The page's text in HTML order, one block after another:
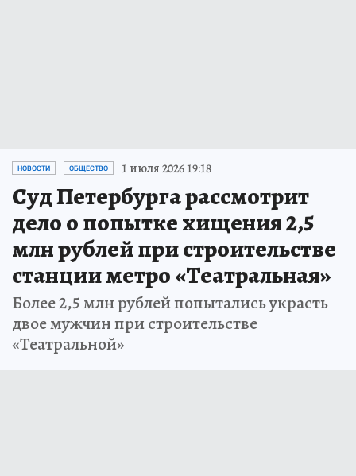
НОВОСТИ ОБЩЕСТВО 1 июля 2026 19:18
Суд Петербурга рассмотрит
дело о попытке хищения 2,5
млн рублей при строительстве
станции метро «Театральная»
Более 2,5 млн рублей попытались украсть
двое мужчин при строительстве
«Театральной»